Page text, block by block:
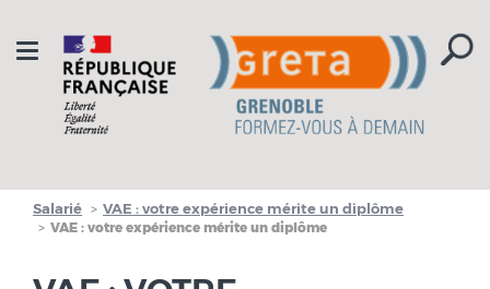
Toggle
navigation
Salarié VAE : votre expérience mérite un diplôme
VAE : votre expérience mérite un diplôme